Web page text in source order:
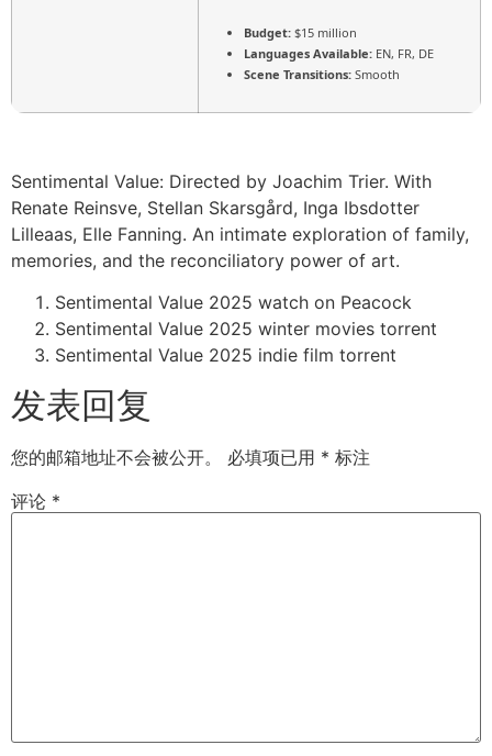
Budget: $15 million
Languages Available: EN, FR, DE
Scene Transitions: Smooth
Sentimental Value: Directed by Joachim Trier. With
Renate Reinsve, Stellan Skarsgård, Inga Ibsdotter
Lilleaas, Elle Fanning. An intimate exploration of family,
memories, and the reconciliatory power of art.
Sentimental Value 2025 watch on Peacock
Sentimental Value 2025 winter movies torrent
Sentimental Value 2025 indie film torrent
发表回复
您的邮箱地址不会被公开。 必填项已用 * 标注
评论 *